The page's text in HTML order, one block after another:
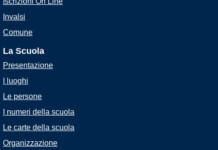
Invalsi
Comune
La Scuola
Presentazione
I luoghi
Le persone
I numeri della scuola
Le carte della scuola
Organizzazione